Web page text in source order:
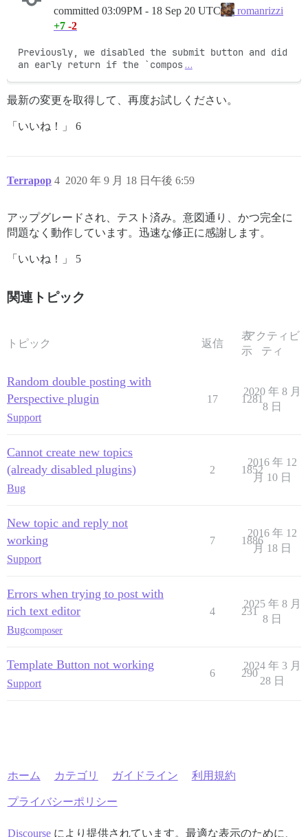
committed 03:09PM - 18 Sep 20 UTC
romanrizzi
+7 -2
Previously, we disabled the submit button and did
an early return if the `compos …
最新の変更を取得して、再度お試しください。
「いいね！」 6
Terrapop 2020 年 9 月 18 日午後 6:59
4
アップグレードされ、テスト済み。意図通り、かつ完全に
問題なく動作しています。迅速な修正に感謝します。
「いいね！」 5
関連トピック
トピック 返信
表
示
アクティビ
ティ
Random double posting with
Perspective plugin
Support
17 1281
2020 年 8 月
8 日
Cannot create new topics
(already disabled plugins)
Bug
2 1852
2016 年 12
月 10 日
New topic and reply not
working
Support
7 1886
2016 年 12
月 18 日
Errors when trying to post with
rich text editor
Bugcomposer
4 231
2025 年 8 月
8 日
Template Button not working
Support
6 290
2024 年 3 月
28 日
ホーム カテゴリ ガイドライン 利用規約
プライバシーポリシー
Discourseにより提供されています。最適な表示のために、